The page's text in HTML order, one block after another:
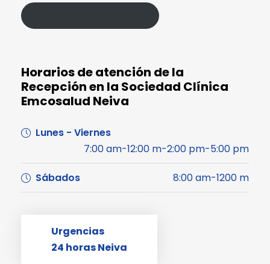
Horarios de atención de la
Recepción en la Sociedad Clínica
Emcosalud Neiva
Lunes - Viernes
7:00 am-12:00 m-2:00 pm-5:00 pm
Sábados 8:00 am-1200 m
Urgencias
24 horas Neiva